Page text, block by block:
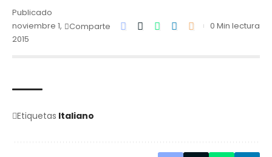
Publicado
noviembre 1,
2015
Comparte 0 Min lectura
Etiquetas Italiano